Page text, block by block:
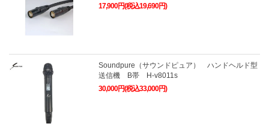
17,900円(税込19,690円)
Soundpure（サウンドピュア） ハンドヘルド型
送信機 B帯 H-v8011s
30,000円(税込33,000円)